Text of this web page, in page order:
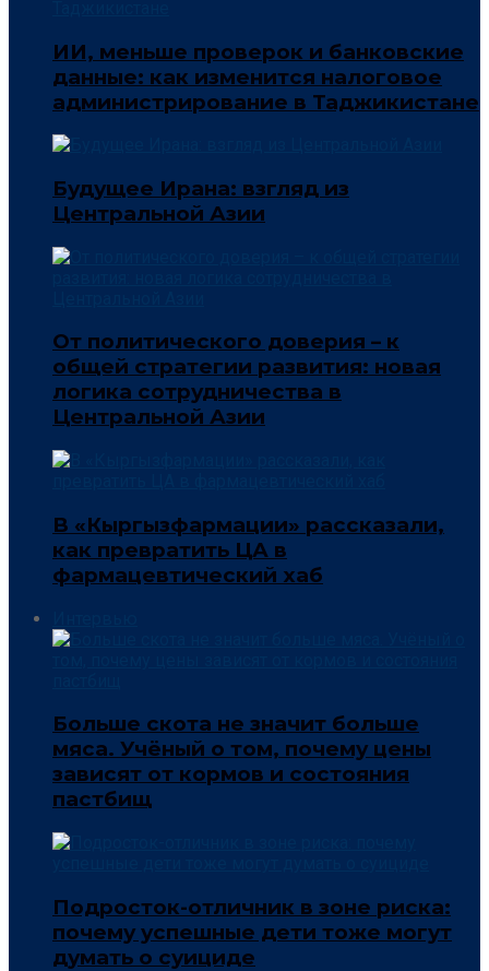
ИИ, меньше проверок и банковские
данные: как изменится налоговое
администрирование в Таджикистане
Будущее Ирана: взгляд из
Центральной Азии
От политического доверия – к
общей стратегии развития: новая
логика сотрудничества в
Центральной Азии
В «Кыргызфармации» рассказали,
как превратить ЦА в
фармацевтический хаб
Больше скота не значит больше
мяса. Учёный о том, почему цены
зависят от кормов и состояния
пастбищ
Подросток-отличник в зоне риска:
почему успешные дети тоже могут
думать о суициде